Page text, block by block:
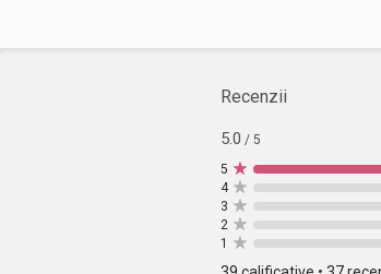
Recenzii
5.0 / 5
5
4
3
2
1